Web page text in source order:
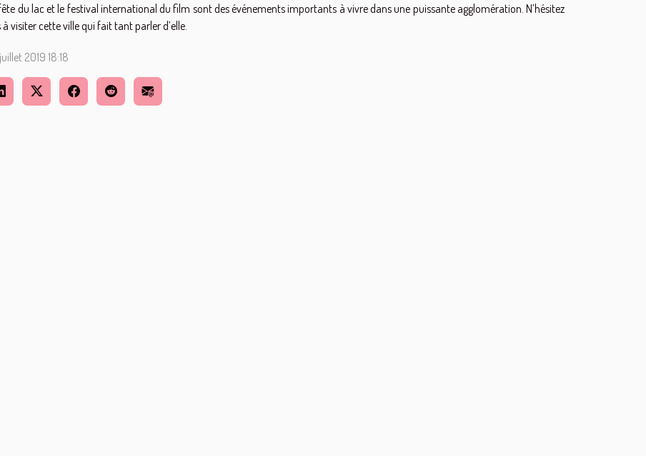
du lac et le festival international du film sont des événements importants à vivre dans une puissante agglomération. N’hésitez
à visiter cette ville qui fait tant parler d’elle.
2019 18:18